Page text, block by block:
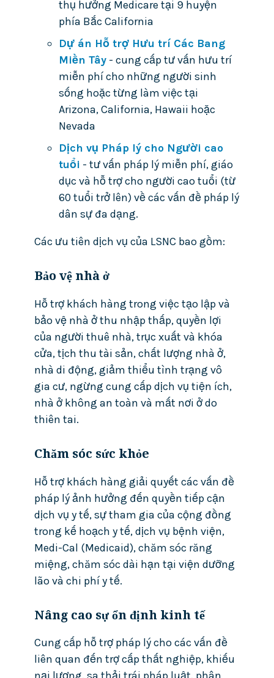
thụ hưởng Medicare tại 9 huyện
phía Bắc California
Dự án Hỗ trợ Hưu trí Các Bang
Miền Tây- cung cấp tư vấn hưu trí
miễn phí cho những người sinh
sống hoặc từng làm việc tại
Arizona, California, Hawaii hoặc
Nevada
Dịch vụ Pháp lý cho Người cao
tuổi - tư vấn pháp lý miễn phí, giáo
dục và hỗ trợ cho người cao tuổi (từ
60 tuổi trở lên) về các vấn đề pháp lý
dân sự đa dạng.
Các ưu tiên dịch vụ của LSNC bao gồm:
Bảo vệ nhà ở
Hỗ trợ khách hàng trong việc tạo lập và
bảo vệ nhà ở thu nhập thấp, quyền lợi
của người thuê nhà, trục xuất và khóa
cửa, tịch thu tài sản, chất lượng nhà ở,
nhà di động, giảm thiểu tình trạng vô
gia cư, ngừng cung cấp dịch vụ tiện ích,
nhà ở không an toàn và mất nơi ở do
thiên tai.
Chăm sóc sức khỏe
Hỗ trợ khách hàng giải quyết các vấn đề
pháp lý ảnh hưởng đến quyền tiếp cận
dịch vụ y tế, sự tham gia của cộng đồng
trong kế hoạch y tế, dịch vụ bệnh viện,
Medi-Cal (Medicaid), chăm sóc răng
miệng, chăm sóc dài hạn tại viện dưỡng
lão và chi phí y tế.
Nâng cao sự ổn định kinh tế
Cung cấp hỗ trợ pháp lý cho các vấn đề
liên quan đến trợ cấp thất nghiệp, khiếu